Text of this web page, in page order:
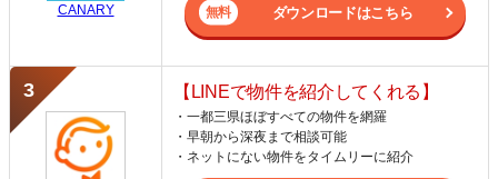
CANARY ダウンロードはこちら
【LINEで物件を紹介してくれる】
・一都三県ほぼすべての物件を網羅
・早朝から深夜まで相談可能
・ネットにない物件をタイムリーに紹介